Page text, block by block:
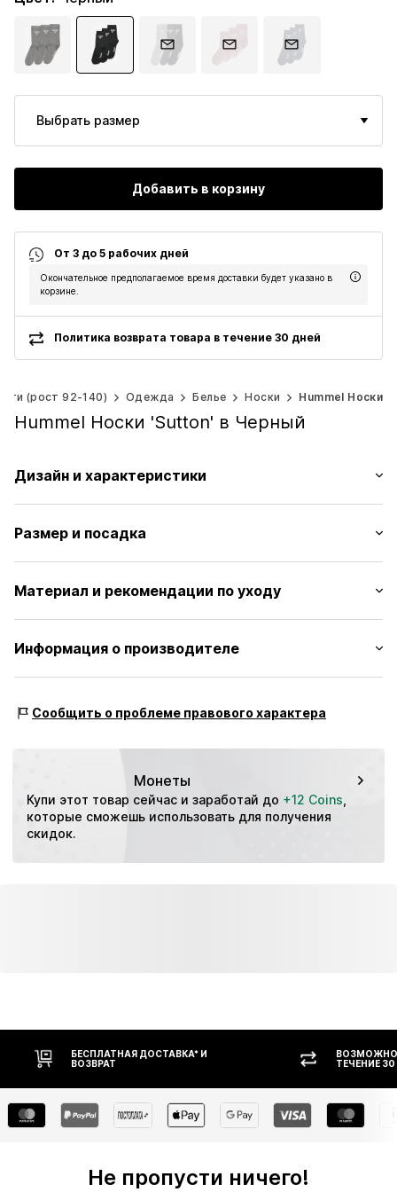
Выбрать размер
Добавить в корзину
От 3 до 5 рабочих дней
Окончательное предполагаемое время доставки будет указано в
корзине.
Политика возврата товара в течение 30 дней
(рост 92-140) Одежда Белье Носки Hummel Носки
Hummel Носки 'Sutton' в Черный
Дизайн и характеристики
Хлопок
Мягкий на ощупь
Артикул HUM0385001000001
Размер и посадка
Материал и рекомендации по уходу
Материал: 80% Хлопок, 17% Polyamid, 3% Эластан
Информация о производителе
8000 Aarhus
Сообщить о проблеме правового характера
Монеты
Купи этот товар сейчас и заработай до +12 Coins
которые сможешь использовать для получения
скидок.
БЕСПЛАТНАЯ ДОСТАВКА* И
ВОЗВРАТ
ТЕЧЕНИЕ
Не пропусти ничего!